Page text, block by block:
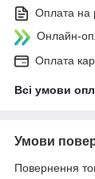
Оплата на
Онлайн-
Оплата
Всі умови
Умови
Повернення